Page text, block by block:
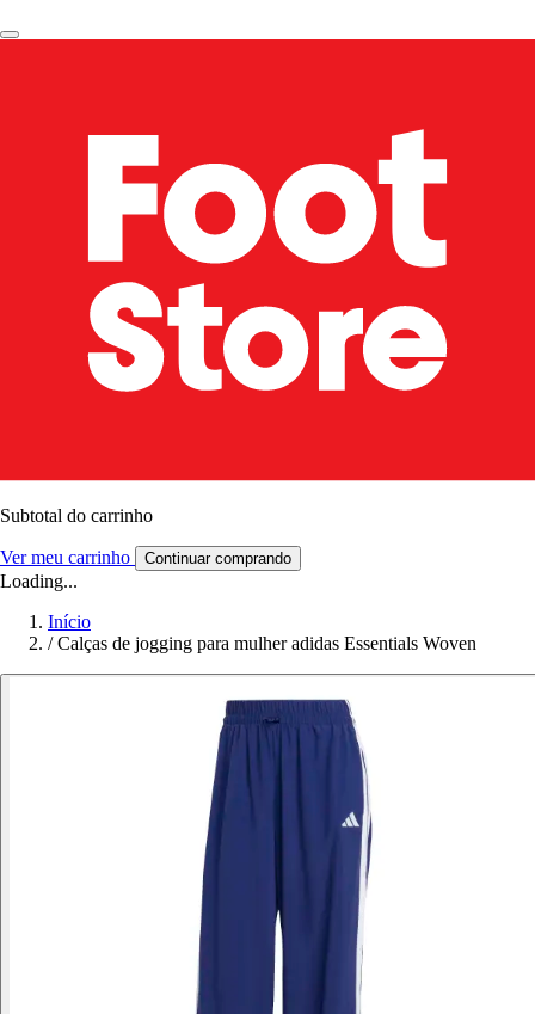
Subtotal do carrinho
Ver meu carrinho Continuar comprando
Loading...
Início
/ Calças de jogging para mulher adidas Essentials Woven